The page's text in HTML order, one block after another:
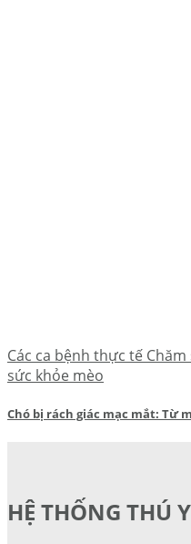
Các ca bệnh thực tế
sức khỏe mèo
Chó bị rách giác mạc mắt: Từ
HỆ THỐNG THÚ